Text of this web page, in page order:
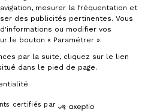
mesurer la fréquentation et
des publicités pertinentes. Vous
ou modifier vos
le bouton « Paramétrer ».
par la suite, cliquez sur le lien
dans le pied de page.
certifiés par
le roulement des pneus.